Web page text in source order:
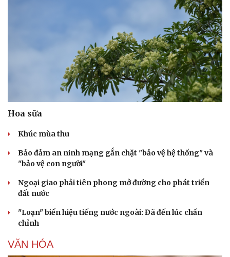
Hoa sữa
Khúc mùa thu
Bảo đảm an ninh mạng gắn chặt "bảo vệ hệ thống" và
"bảo vệ con người"
Ngoại giao phải tiên phong mở đường cho phát triển
đất nước
"Loạn" biển hiệu tiếng nước ngoài: Đã đến lúc chấn
chỉnh
VĂN HÓA